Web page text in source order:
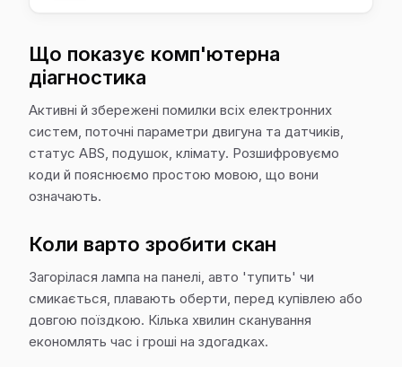
Що показує комп'ютерна
діагностика
Активні й збережені помилки всіх електронних
систем, поточні параметри двигуна та датчиків,
статус ABS, подушок, клімату. Розшифровуємо
коди й пояснюємо простою мовою, що вони
означають.
Коли варто зробити скан
Загорілася лампа на панелі, авто 'тупить' чи
смикається, плавають оберти, перед купівлею або
довгою поїздкою. Кілька хвилин сканування
економлять час і гроші на здогадках.